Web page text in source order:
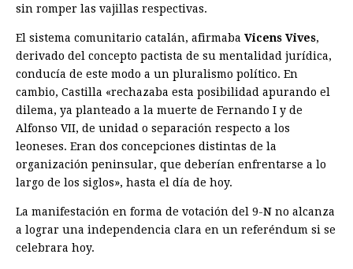
sin romper las vajillas respectivas.
El sistema comunitario catalán, afirmaba Vicens Vives,
derivado del concepto pactista de su mentalidad jurídica,
conducía de este modo a un pluralismo político. En
cambio, Castilla «rechazaba esta posibilidad apurando el
dilema, ya planteado a la muerte de Fernando I y de
Alfonso VII, de unidad o separación respecto a los
leoneses. Eran dos concepciones distintas de la
organización peninsular, que deberían enfrentarse a lo
largo de los siglos», hasta el día de hoy.
La manifestación en forma de votación del 9-N no alcanza
a lograr una independencia clara en un referéndum si se
celebrara hoy.